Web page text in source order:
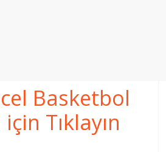
Basketbol
Tıklayın